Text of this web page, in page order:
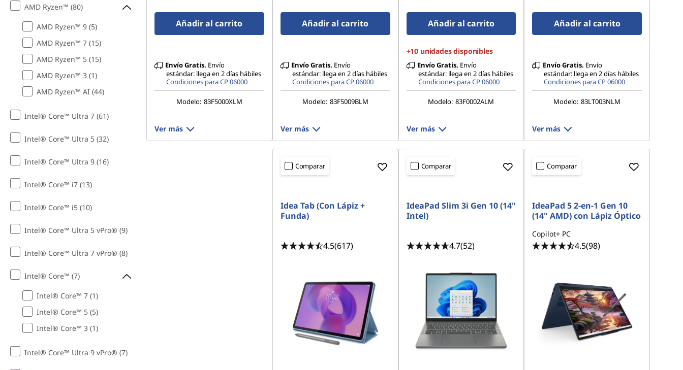
AMD Ryzen™ (80)
AMD Ryzen™ 9 (5)
AMD Ryzen™ 7 (15)
AMD Ryzen™ 5 (15)
AMD Ryzen™ 3 (1)
AMD Ryzen™ AI (44)
Intel® Core™ Ultra 7 (61)
Intel® Core™ Ultra 5 (32)
Intel® Core™ Ultra 9 (16)
Intel® Core™ i7 (13)
Intel® Core™ i5 (10)
Intel® Core™ Ultra 5 vPro® (9)
Intel® Core™ Ultra 7 vPro® (8)
Intel® Core™ (7)
Intel® Core™ 7 (1)
Intel® Core™ 5 (5)
Intel® Core™ 3 (1)
Intel® Core™ Ultra 9 vPro® (7)
Añadir al carrito
Envío Gratis. Envío
estándar: llega en 2 días hábiles
Condiciones para CP 06000
Modelo: 83F5000XLM
Ver más
Añadir al carrito
Envío Gratis. Envío
estándar: llega en 2 días hábiles
Condiciones para CP 06000
Modelo: 83F5009BLM
Ver más
Añadir al carrito
+10 unidades disponibles
Envío Gratis. Envío
estándar: llega en 2 días hábiles
Condiciones para CP 06000
Modelo: 83F0002ALM
Ver más
Añadir al carrito
Envío Gratis. Envío
estándar: llega en 2 días hábiles
Condiciones para CP 06000
Modelo: 83LT003NLM
Ver más
Comparar
Idea Tab (Con Lápiz +
Funda)
4.5(617)
Comparar
IdeaPad Slim 3i Gen 10 (14"
Intel)
4.7(52)
Comparar
IdeaPad 5 2-en-1 Gen 10
(14" AMD) con Lápiz Óptico
Copilot+ PC
4.5(98)